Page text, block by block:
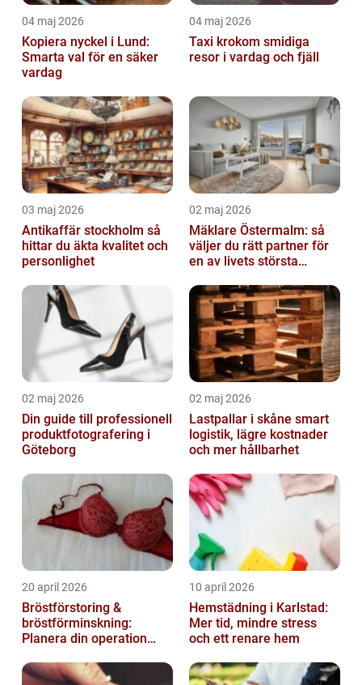
04 maj 2026
Kopiera nyckel i Lund:
Smarta val för en säker
vardag
04 maj 2026
Taxi krokom smidiga
resor i vardag och fjäll
03 maj 2026
Antikaffär stockholm så
hittar du äkta kvalitet och
personlighet
02 maj 2026
Mäklare Östermalm: så
väljer du rätt partner för
en av livets största
02 maj 2026
Din guide till professionell
produktfotografering i
Göteborg
02 maj 2026
Lastpallar i skåne smart
logistik, lägre kostnader
och mer hållbarhet
20 april 2026
Bröstförstoring &
bröstförminskning:
Planera din operation
10 april 2026
Hemstädning i Karlstad:
Mer tid, mindre stress
och ett renare hem